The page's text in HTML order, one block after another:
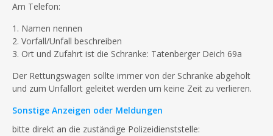
Am Telefon:
1. Namen nennen
2. Vorfall/Unfall beschreiben
3. Ort und Zufahrt ist die Schranke: Tatenberger Deich 69a
Der Rettungswagen sollte immer von der Schranke abgeholt
und zum Unfallort geleitet werden um keine Zeit zu verlieren.
Sonstige Anzeigen oder Meldungen
bitte direkt an die zuständige Polizeidienststelle: